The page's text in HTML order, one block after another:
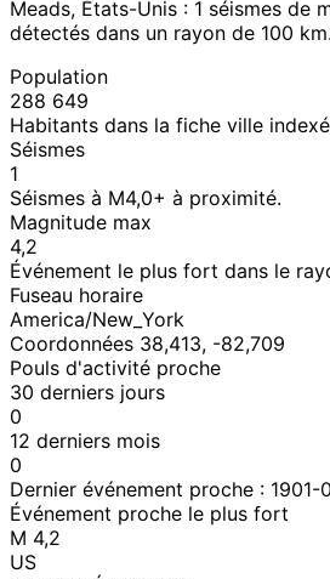
Meads, États-Unis : 1 séismes de
détectés dans un rayon de 100 km.
Population
288 649
Habitants dans la fiche ville
Séismes
1
Séismes à M4,0+ à proximité.
Magnitude max
4,2
Événement le plus fort dans le
Fuseau horaire
America/New_York
Coordonnées 38,413, -82,709
Pouls d'activité proche
30 derniers jours
0
12 derniers mois
0
Dernier événement proche : 1901-
Événement proche le plus fort
M 4,2
US